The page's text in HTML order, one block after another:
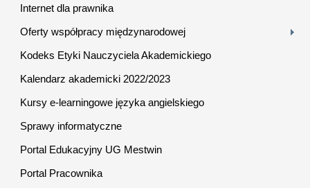
Internet dla prawnika
Oferty współpracy międzynarodowej
Kodeks Etyki Nauczyciela Akademickiego
Kalendarz akademicki 2022/2023
Kursy e-learningowe języka angielskiego
Sprawy informatyczne
Portal Edukacyjny UG Mestwin
Portal Pracownika